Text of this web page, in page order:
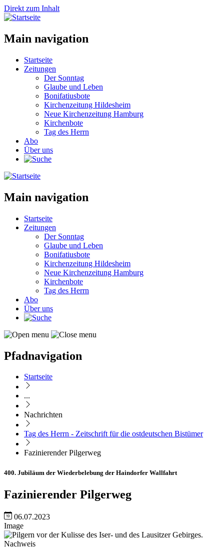
Direkt zum Inhalt
Main navigation
Startseite
Zeitungen
Der Sonntag
Glaube und Leben
Bonifatiusbote
Kirchenzeitung Hildesheim
Neue Kirchenzeitung Hamburg
Kirchenbote
Tag des Herrn
Abo
Über uns
Main navigation
Startseite
Zeitungen
Der Sonntag
Glaube und Leben
Bonifatiusbote
Kirchenzeitung Hildesheim
Neue Kirchenzeitung Hamburg
Kirchenbote
Tag des Herrn
Abo
Über uns
Pfadnavigation
Startseite
...
Nachrichten
Tag des Herrn - Zeitschrift für die ostdeutschen Bistümer
Fazinierender Pilgerweg
400. Jubiläum der Wiederbelebung der Haindorfer Wallfahrt
Fazinierender Pilgerweg
06.07.2023
Image
Nachweis